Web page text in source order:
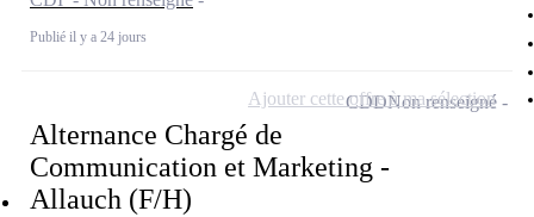
Publié il y a 24 jours
Alternance Chargé de
Communication et Marketing -
Allauch (F/H)
CDDNon renseigné
Ajouter cette offre à ma sélection